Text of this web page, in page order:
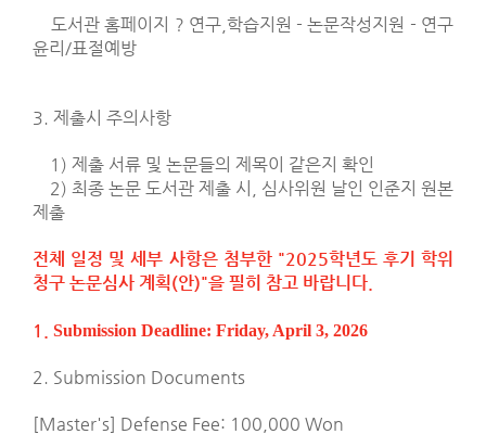
도서관 홈페이지 ? 연구, 학습지원 -논문작성지원 - 연구
윤리 /표절예방
3. 제출시 주의사항
1) 제출 서류 및 논문들의 제목이 같은지 확인
2) 최종 논문 도서관 제출 시
심사위원 날인 인준지 원본
제출
전체 일정 및 세부 사항은 첨부한 "2025학년도 후기 학위
청구 논문심사 계획(안)"을 필히 참고 바랍니다
1. Submission Deadline: Friday, April 3, 2026
2. Submission Documents
[Master's] Defense Fee: 100,000 Won